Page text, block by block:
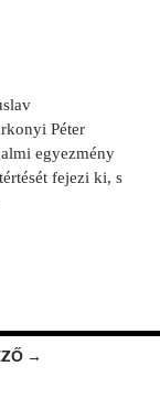
Péter
egyezmény
fejezi ki, s
→